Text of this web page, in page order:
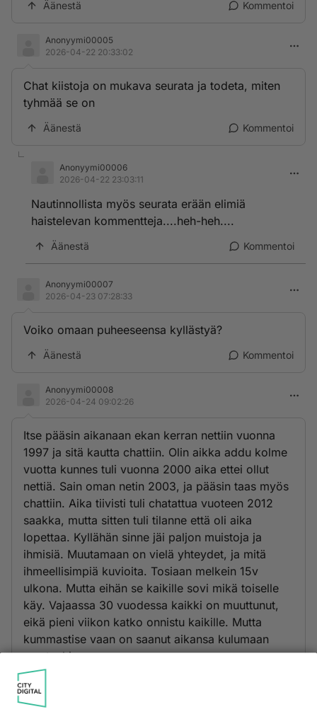
Äänestä Kommentoi
Anonyymi00005
2026-04-22 20:33:02
Chat kiistoja on mukava seurata ja todeta, miten
tyhmää se on
Äänestä Kommentoi
Anonyymi00006
2026-04-22 23:03:11
Nautinnollista myös seurata erään elimiä
haistelevan kommentteja....heh-heh....
Äänestä Kommentoi
Anonyymi00007
2026-04-23 07:28:33
Voiko omaan puheeseensa kyllästyä?
Äänestä Kommentoi
Anonyymi00008
2026-04-24 09:02:26
Itse pääsin aikanaan ekan kerran nettiin vuonna
1997 ja sitä kautta chattiin. Olin aikka addu kolme
vuotta kunnes tuli vuonna 2000 aika ettei ollut
nettiä. Sain oman netin 2003, ja pääsin taas myös
chattiin. Aika tiivisti tuli chatattua vuoteen 2012
saakka, mutta sitten tuli tilanne että oli aika
lopettaa. Kyllähän sinne jäi paljon muistoja ja
ihmisiä. Muutamaan on vielä yhteydet, ja mitä
ihmeellisimpiä kuvioita. Tosiaan melkein 15v
ulkona. Mutta eihän se kaikille sovi mikä toiselle
käy. Vajaassa 30 vuodessa kaikki on muuttunut,
eikä pieni viikon katko onnistu kaikille. Mutta
kummastise vaan on saanut aikansa kulumaan
muutenkin.